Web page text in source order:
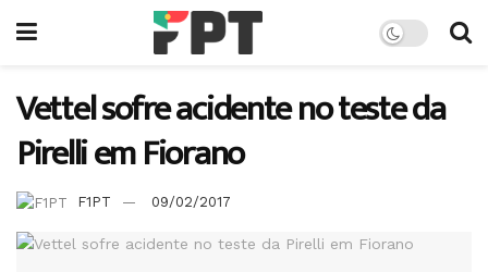
Vettel sofre acidente no teste da
Pirelli em Fiorano
F1PT 09/02/2017